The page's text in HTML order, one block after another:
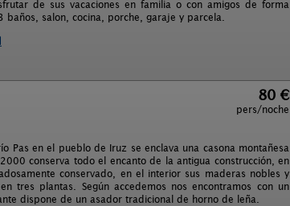
de sus vacaciones en familia o con amigos de forma
salon, cocina, porche, garaje y parcela.
80 €
pers/noche
Pas en el pueblo de Iruz se enclava una casona montañesa
conserva todo el encanto de la antigua construcción, en
conservado, en el interior sus maderas nobles y
tres plantas. Según accedemos nos encontramos con un
dispone de un asador tradicional de horno de leña.